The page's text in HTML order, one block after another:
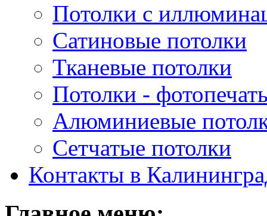
Потолки с
Сатиновые потолки
Тканевые потолки
Потолки -
Алюминиевые
Сетчатые потолки
Контакты в